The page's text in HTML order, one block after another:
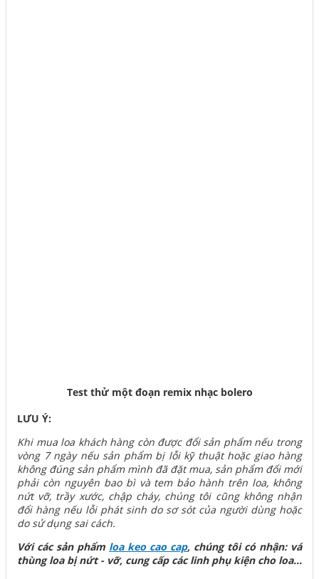
Test thử một đoạn remix nhạc bolero
LƯU Ý:
Khi mua loa khách hàng còn được đổi sản phẩm nếu trong
vòng 7 ngày nếu sản phẩm bị lỗi kỹ thuật hoặc giao hàng
không đúng sản phẩm mình đã đặt mua, sản phẩm đổi mới
phải còn nguyên bao bì và tem bảo hành trên loa, không
nứt vỡ, trầy xước, chập cháy, chúng tôi cũng không nhận
đổi hàng nếu lỗi phát sinh do sơ sót của người dùng hoặc
do sử dụng sai cách.
Với các sản phẩm loa keo cao cap, chúng tôi có nhận: vá
thùng loa bị nứt - vỡ, cung cấp các linh phụ kiện cho loa...